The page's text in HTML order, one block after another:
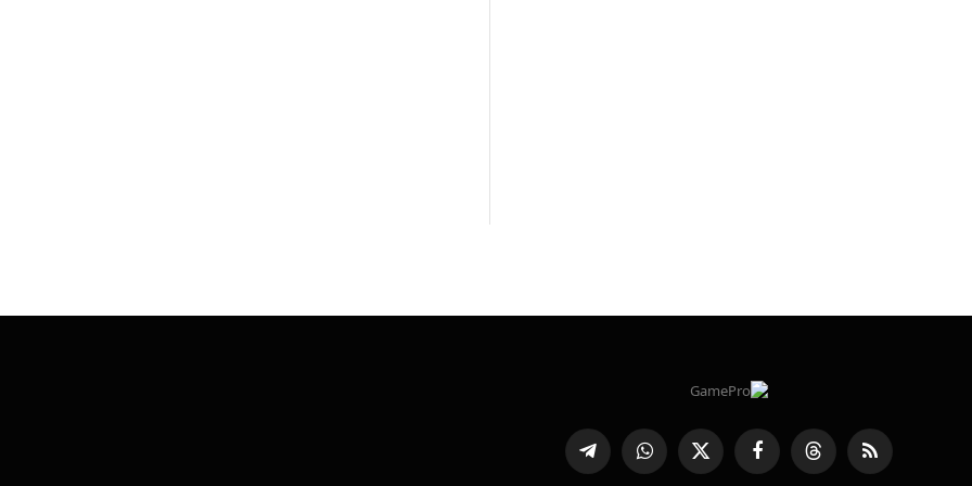
RSS
Threads פייסבוק
X
(טוויטר)
WhatsApp
Telegram